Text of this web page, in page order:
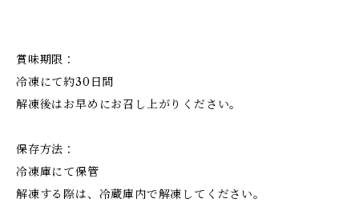
賞味期限：
冷凍にて約30日間
解凍後はお早めにお召し上がりください。
保存方法：
冷凍庫にて保管
解凍する際は、冷蔵庫内で解凍してください。